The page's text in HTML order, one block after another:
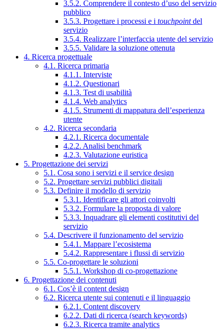
3.5.2. Comprendere il contesto d’uso del servizio
pubblico
3.5.3. Progettare i processi e i touchpointdel
servizio
3.5.4. Realizzare l’interfaccia utente del servizio
3.5.5. Validare la soluzione ottenuta
4. Ricerca progettuale
4.1. Ricerca primaria
4.1.1. Interviste
4.1.2. Questionari
4.1.3. Test di usabilità
4.1.4. Web analytics
4.1.5. Strumenti di mappatura dell’esperienza
utente
4.2. Ricerca secondaria
4.2.1. Ricerca documentale
4.2.2. Analisi benchmark
4.2.3. Valutazione euristica
5. Progettazione dei servizi
5.1. Cosa sono i servizi e il service design
5.2. Progettare servizi pubblici digitali
5.3. Definire il modello di servizio
5.3.1. Identificare gli attori coinvolti
5.3.2. Formulare la proposta di valore
5.3.3. Inquadrare gli elementi costitutivi del
servizio
5.4. Descrivere il funzionamento del servizio
5.4.1. Mappare l’ecosistema
5.4.2. Rappresentare i flussi di servizio
5.5. Co-progettare le soluzioni
5.5.1. Workshop di co-progettazione
6. Progettazione dei contenuti
6.1. Cos’è il content design
6.2. Ricerca utente sui contenuti e il linguaggio
6.2.1. Content discovery
6.2.2. Dati di ricerca (search keywords)
6.2.3. Ricerca tramite analytics